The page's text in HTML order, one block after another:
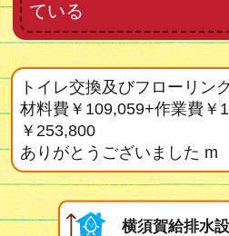
ている
トイレ交換及びフローリン
材料費￥109,059+作業費
￥253,800
ありがとうございました m
横須賀給排水